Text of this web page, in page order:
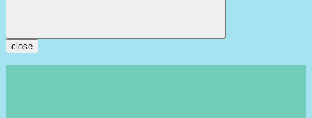
close